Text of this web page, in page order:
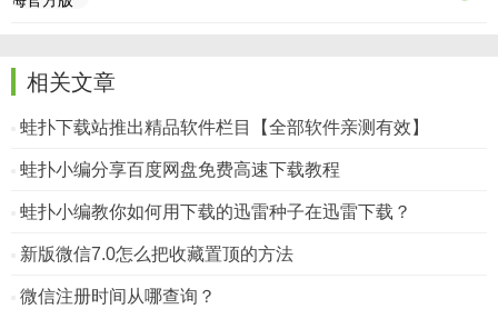
相关文章
蛙扑下载站推出精品软件栏目【全部软件亲测有效】
蛙扑小编分享百度网盘免费高速下载教程
蛙扑小编教你如何用下载的迅雷种子在迅雷下载？
新版微信7.0怎么把收藏置顶的方法
微信注册时间从哪查询？